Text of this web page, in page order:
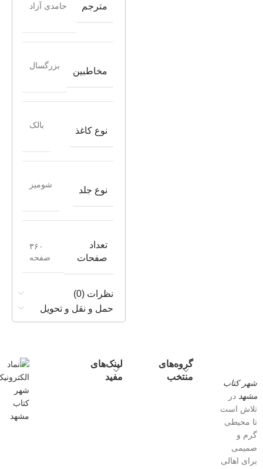
مترجم
حامدی آزاد
مخاطبین
بزرگسال
نوع کاغذ
بالک
نوع جلد
شومیز
تعداد
صفحات
۳۶۰
صفحه
نظرات (0)
حمل و نقل و تحویل
شهر کتاب
مشهد در
تلاش است
تا محیطی
گرم و
صمیمی
برای اهالی
گروه‌های
منتخب
لینک‌های
مفید